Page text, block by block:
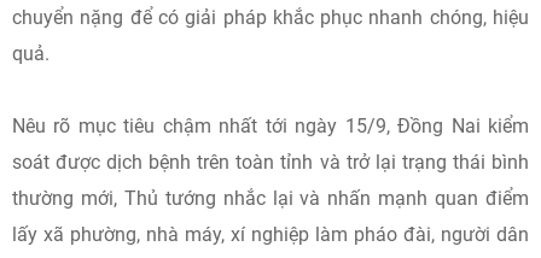
chuyển nặng để có giải pháp khắc phục nhanh chóng, hiệu
quả.
Nêu rõ mục tiêu chậm nhất tới ngày 15/9, Đồng Nai kiểm
soát được dịch bệnh trên toàn tỉnh và trở lại trạng thái bình
thường mới, Thủ tướng nhắc lại và nhấn mạnh quan điểm
lấy xã phường, nhà máy, xí nghiệp làm pháo đài, người dân